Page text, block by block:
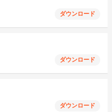
ダウンロード
ダウンロード
ダウンロード